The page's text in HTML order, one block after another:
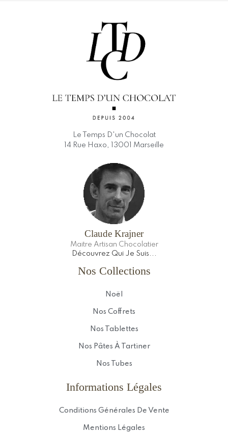
Le Temps D'un Chocolat
14 Rue Haxo, 13001 Marseille
Claude Krajner
Maitre Artisan Chocolatier
Découvrez Qui Je Suis...
Nos Collections
Noël
Nos Coffrets
Nos Tablettes
Nos Pâtes À Tartiner
Nos Tubes
Informations Légales
Conditions Générales De Vente
Mentions Légales